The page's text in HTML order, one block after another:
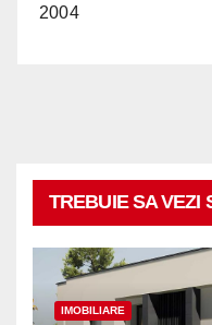
2004
TREBUIE SA VEZI
IMOBILIARE